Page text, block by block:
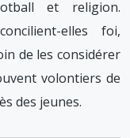
et religion.
elles foi,
de les considérer
volontiers de
des jeunes.